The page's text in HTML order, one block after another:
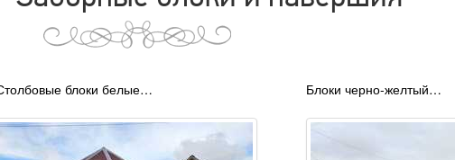
блоки белые… Блоки черно-желтый…